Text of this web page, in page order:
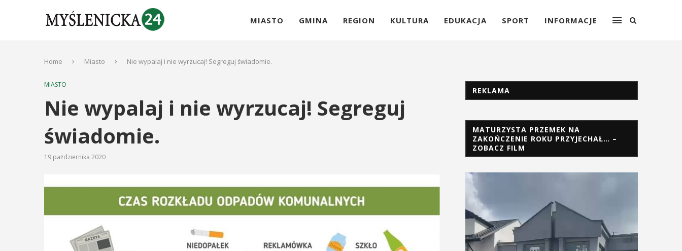
MIASTO GMINA REGION KULTURA EDUKACJA SPORT INFORMACJE
Home Miasto Nie wypalaj i nie wyrzucaj! Segreguj świadomie.
MIASTO
Nie wypalaj i nie wyrzucaj! Segreguj
świadomie.
19 października 2020
REKLAMA
MATURZYSTA PRZEMEK NA
ZAKOŃCZENIE ROKU PRZYJECHAŁ… –
ZOBACZ FILM
Odtwarzacz
video